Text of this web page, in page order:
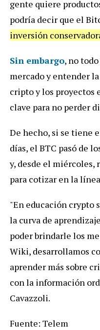
gente quiere
podría decir que el
inversión
Sin embargo, no
mercado y entender
cripto y los proyectos
clave para no perder
De hecho, si se tiene
días, el BTC pasó de
y, desde el miércoles,
para cotizar en la
"En educación crypto
la curva de
poder brindarle los
Wiki, desarrollamos
aprender más sobre
con la información
Cavazzoli.
Fuente: Telem